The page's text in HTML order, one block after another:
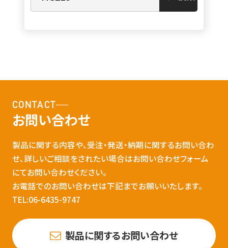
CONTACT
お問い合わせ
製品に関する内容や、受注・発送・納期に関するお問い合わ
せ、詳しいご相談をされたい場合はお問い合わせフォーム
にてお問い合わせください。
お電話でのお問い合わせは下記までお願いいたします。
TEL:06-6435-9747
製品に関するお問い合わせ